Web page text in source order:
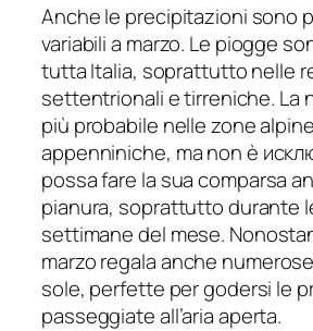
Anche le precipitazioni sono
variabili a marzo. Le piogge
tutta Italia, soprattutto nelle
settentrionali e tirreniche. La
più probabile nelle zone
appenniniche, ma non è
possa fare la sua comparsa
pianura, soprattutto durante
settimane del mese.
marzo regala anche
sole, perfette per godersi le
passeggiate all’aria aperta.